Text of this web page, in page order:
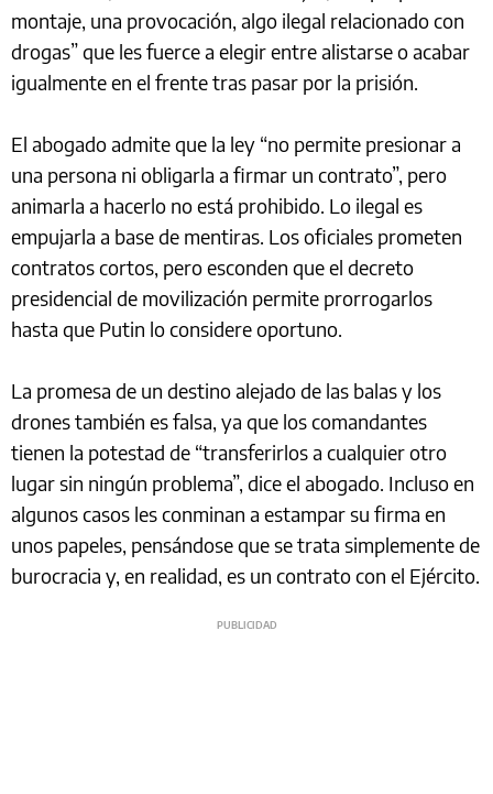
montaje, una provocación, algo ilegal relacionado con
drogas” que les fuerce a elegir entre alistarse o acabar
igualmente en el frente tras pasar por la prisión.
El abogado admite que la ley “no permite presionar a
una persona ni obligarla a firmar un contrato”, pero
animarla a hacerlo no está prohibido. Lo ilegal es
empujarla a base de mentiras. Los oficiales prometen
contratos cortos, pero esconden que el decreto
presidencial de movilización permite prorrogarlos
hasta que Putin lo considere oportuno.
La promesa de un destino alejado de las balas y los
drones también es falsa, ya que los comandantes
tienen la potestad de “transferirlos a cualquier otro
lugar sin ningún problema”, dice el abogado. Incluso en
algunos casos les conminan a estampar su firma en
unos papeles, pensándose que se trata simplemente de
burocracia y, en realidad, es un contrato con el Ejército.